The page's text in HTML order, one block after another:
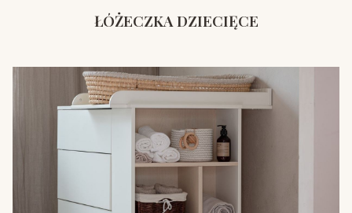
ŁÓŻECZKA DZIECIĘCE